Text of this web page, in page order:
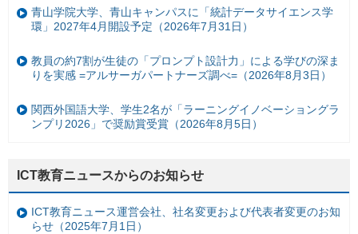
青山学院大学、青山キャンパスに「統計データサイエンス学
環」2027年4月開設予定（2026年7月31日）
教員の約7割が生徒の「プロンプト設計力」による学びの深ま
りを実感 =アルサーガパートナーズ調べ=（2026年8月3日）
関西外国語大学、学生2名が「ラーニングイノベーショングラ
ンプリ2026」で奨励賞受賞（2026年8月5日）
ICT教育ニュースからのお知らせ
ICT教育ニュース運営会社、社名変更および代表者変更のお知
らせ（2025年7月1日）